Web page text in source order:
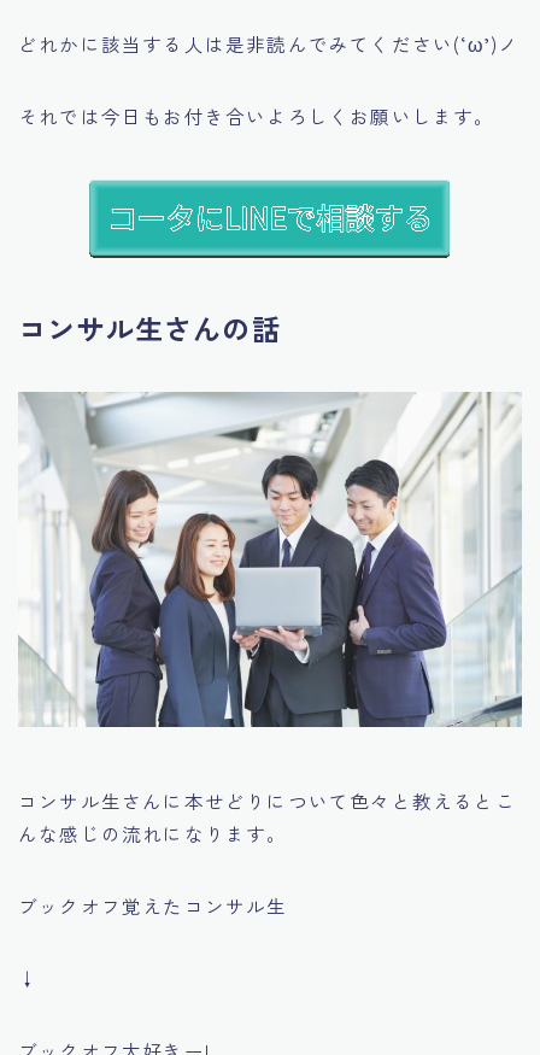
どれかに該当する人は是非読んでみてください(‘ω’)ノ
それでは今日もお付き合いよろしくお願いします。
コンサル生さんの話
コンサル生さんに本せどりについて色々と教えるとこ
んな感じの流れになります。
ブックオフ覚えたコンサル生
↓